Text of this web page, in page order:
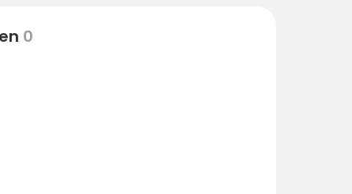
0